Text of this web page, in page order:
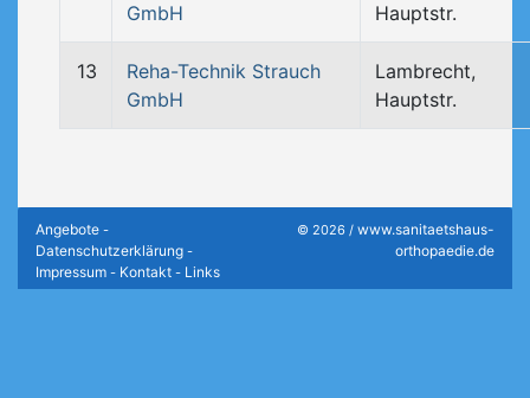
GmbH
Hauptstr.
13
Reha-Technik Strauch
GmbH
Lambrecht,
Hauptstr.
Angebote -
Datenschutzerklärung -
Impressum - Kontakt - Links
© 2026 / www.sanitaetshaus-
orthopaedie.de